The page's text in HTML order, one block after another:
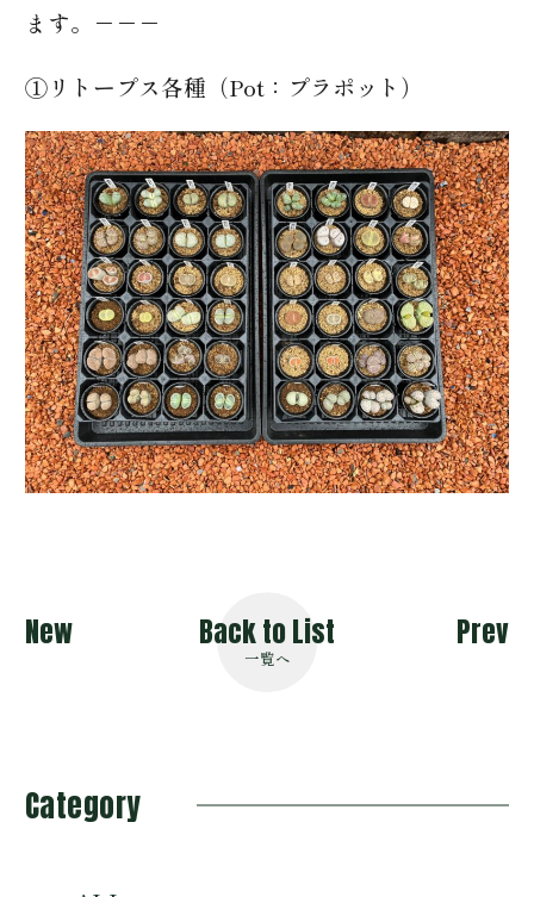
ます。－－－
①リトープス各種（Pot：プラポット）
New Back to List
一覧へ
Prev
Category